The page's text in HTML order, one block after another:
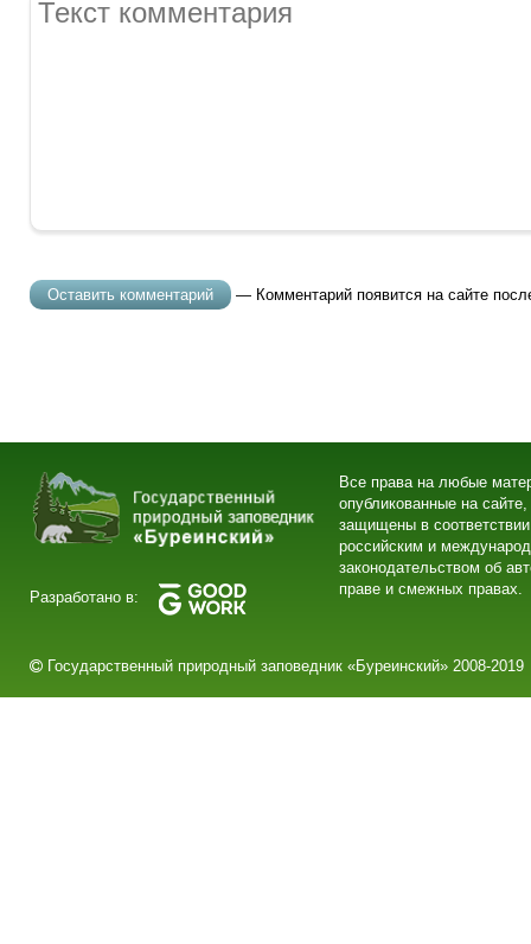
— Комментарий появится на сайте
Разработано в:
Все права на любые
опубликованные на сайте,
защищены в
российским и
законодательством об
праве и смежных правах.
Государственный природный заповедник «Буреинский» 2008-2019